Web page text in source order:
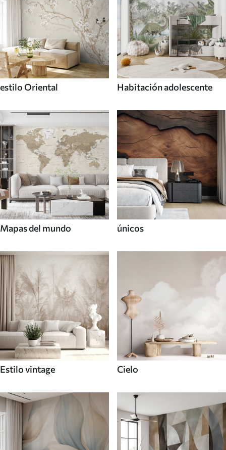
estilo Oriental Habitación adolescente
Mapas del mundo únicos
Estilo vintage Cielo